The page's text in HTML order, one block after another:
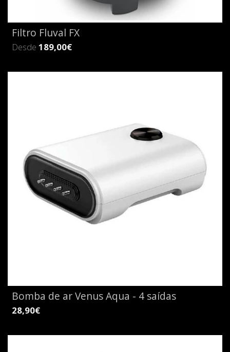
Filtro Fluval FX
Desde 189,00€
Bomba de ar Venus Aqua - 4 saídas
28,90€